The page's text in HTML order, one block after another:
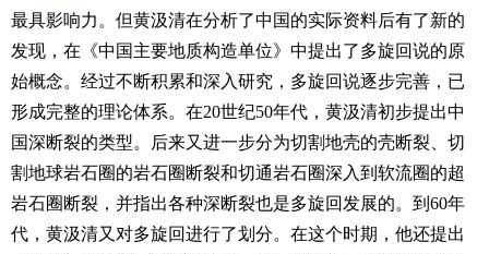
最具影响力。但黄汲清在分析了中国的实际资料后有了新的
发现，在《中国主要地质构造单位》中提出了多旋回说的原
始概念。经过不断积累和深入研究，多旋回说逐步完善，已
形成完整的理论体系。在20世纪50年代，黄汲清初步提出中
国深断裂的类型。后来又进一步分为切割地壳的壳断裂、切
割地球岩石圈的岩石圈断裂和切通岩石圈深入到软流圈的超
岩石圈断裂，并指出各种深断裂也是多旋回发展的。到60年
代，黄汲清又对多旋回进行了划分。在这个时期，他还提出